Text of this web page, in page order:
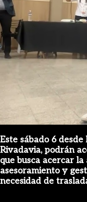
Este sábado 6
Rivadavia, podrán
que busca acercar
asesoramiento y
necesidad de